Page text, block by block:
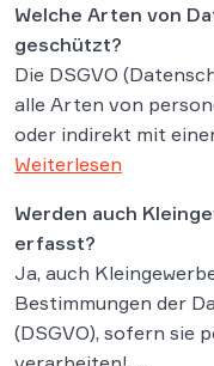
Welche Arten von
geschützt?
Die DSGVO
alle Arten von
oder indirekt mit
Weiterlesen
Werden auch
erfasst?
Ja, auch
Bestimmungen der
(DSGVO), sofern sie